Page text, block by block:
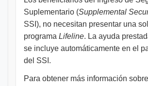
Suplementario (Supplemental
SSI), no necesitan presentar una
programa Lifeline. La ayuda
se incluye automáticamente en el
del SSI.
Para obtener más información sobre